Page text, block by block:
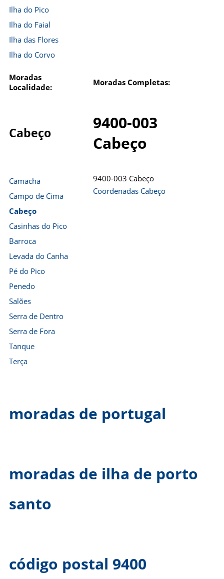
Ilha do Pico
Ilha do Faial
Ilha das Flores
Ilha do Corvo
Moradas
Localidade:
Moradas Completas:
Cabeço
9400-003
Cabeço
Camacha
Campo de Cima
Cabeço
Casinhas do Pico
Barroca
Levada do Canha
Pé do Pico
Penedo
Salões
Serra de Dentro
Serra de Fora
Tanque
Terça
9400-003 Cabeço
Coordenadas Cabeço
moradas de portugal
moradas de ilha de porto
santo
código postal 9400